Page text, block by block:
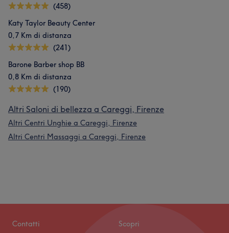
(458)
Katy Taylor Beauty Center
0,7 Km di distanza
(241)
Barone Barber shop BB
0,8 Km di distanza
(190)
Altri Saloni di bellezza a Careggi, Firenze
Altri Centri Unghie a Careggi, Firenze
Altri Centri Massaggi a Careggi, Firenze
Contatti Scopri